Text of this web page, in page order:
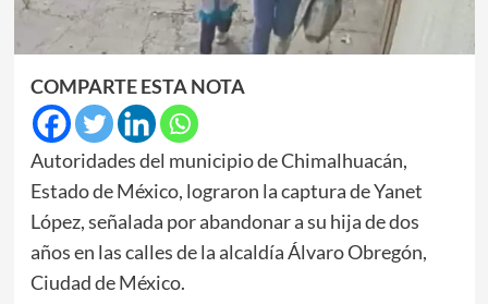
COMPARTE ESTA NOTA
Autoridades del municipio de Chimalhuacán,
Estado de México, lograron la captura de Yanet
López, señalada por abandonar a su hija de dos
años en las calles de la alcaldía Álvaro Obregón,
Ciudad de México.